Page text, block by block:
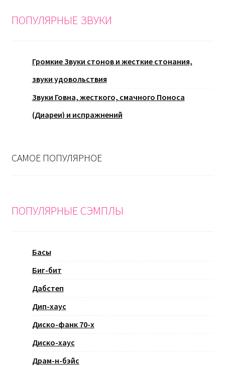
ПОПУЛЯРНЫЕ ЗВУКИ
Громкие Звуки стонов и жесткие стонания,
звуки удовольствия
Звуки Говна, жесткого, смачного Поноса
(Диареи) и испражнений
САМОЕ ПОПУЛЯРНОЕ
ПОПУЛЯРНЫЕ СЭМПЛЫ
Басы
Биг-бит
Дабстеп
Дип-хаус
Диско-фанк 70-х
Диско-хаус
Драм-н-бэйс